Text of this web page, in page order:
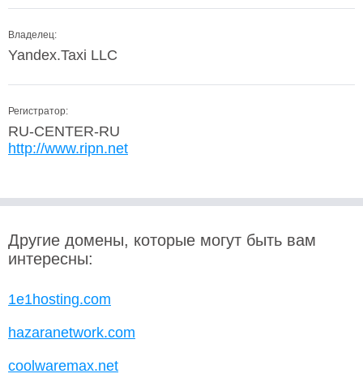
Владелец:
Yandex.Taxi LLC
Регистратор:
RU-CENTER-RU
http://www.ripn.net
Другие домены, которые могут быть вам
интересны:
1e1hosting.com
hazaranetwork.com
coolwaremax.net